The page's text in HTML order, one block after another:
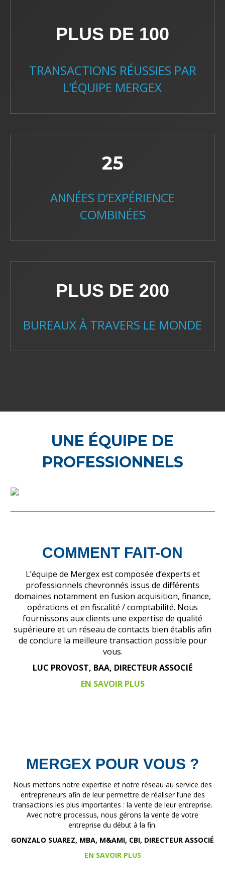
PLUS DE 100
TRANSACTIONS RÉUSSIES PAR
L’ÉQUIPE MERGEX
25
ANNÉES D’EXPÉRIENCE
COMBINÉES
PLUS DE 200
BUREAUX À TRAVERS LE MONDE
UNE ÉQUIPE DE
PROFESSIONNELS
COMMENT FAIT-ON
L’équipe de Mergex est composée d’experts et
professionnels chevronnés issus de différents
domaines notamment en fusion acquisition, finance,
opérations et en fiscalité / comptabilité. Nous
fournissons aux clients une expertise de qualité
supérieure et un réseau de contacts bien établis afin
de conclure la meilleure transaction possible pour
vous.
LUC PROVOST, BAA, DIRECTEUR ASSOCIÉ
EN SAVOIR PLUS
MERGEX POUR VOUS ?
Nous mettons notre expertise et notre réseau au service des
entrepreneurs afin de leur permettre de réaliser l’une des
transactions les plus importantes : la vente de leur entreprise.
Avec notre processus, nous gérons la vente de votre
entreprise du début à la fin.
GONZALO SUAREZ, MBA, M&AMI, CBI, DIRECTEUR ASSOCIÉ
EN SAVOIR PLUS